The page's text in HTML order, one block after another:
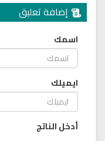
إضافة تعليق
اسمك
ايميلك
أدخل الناتج